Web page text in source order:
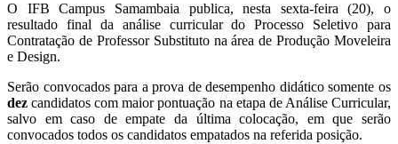
O IFB Campus Samambaia publica, nesta sexta-feira (20), o
resultado final da análise curricular do Processo Seletivo para
Contratação de Professor Substituto na área de Produção Moveleira
e Design.
Serão convocados para a prova de desempenho didático somente os
dez candidatos com maior pontuação na etapa de Análise Curricular,
salvo em caso de empate da última colocação, em que serão
convocados todos os candidatos empatados na referida posição.